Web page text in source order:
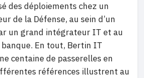
des déploiements chez un
de la Défense, au sein d’un
un grand intégrateur IT et au
banque. En tout, Bertin IT
centaine de passerelles en
références illustrent au